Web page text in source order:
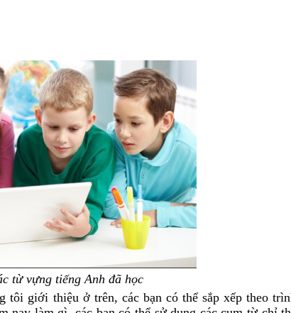
từ vựng tiếng Anh đã học
giới thiệu ở trên, các bạn có thể sắp xếp theo